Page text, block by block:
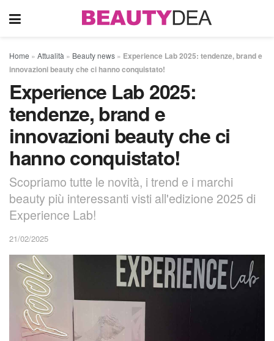
Home » Attualità » Beauty news » Experience Lab 2025: tendenze, brand e
innovazioni beauty che ci hanno conquistato!
Experience Lab 2025:
tendenze, brand e
innovazioni beauty che ci
hanno conquistato!
Scopriamo tutte le novità, i trend e i marchi
beauty più interessanti visti all'edizione 2025 di
Experience Lab!
21/02/2025